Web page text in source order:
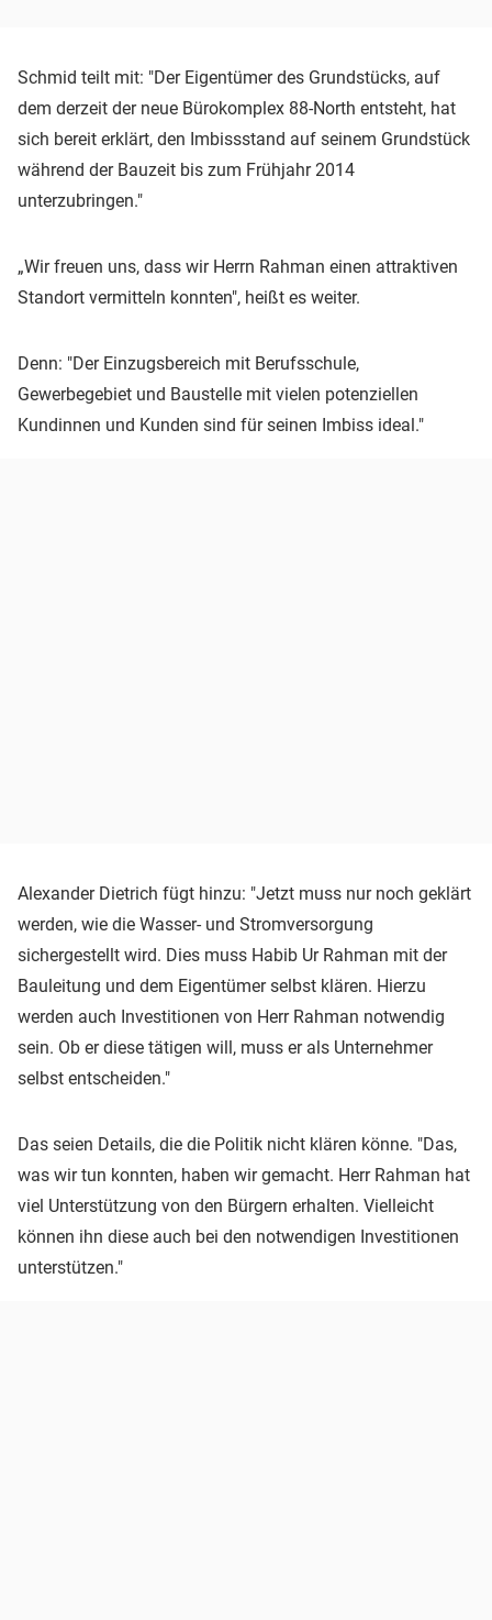
Schmid teilt mit: "Der Eigentümer des Grundstücks, auf
dem derzeit der neue Bürokomplex 88-North entsteht, hat
sich bereit erklärt, den Imbissstand auf seinem Grundstück
während der Bauzeit bis zum Frühjahr 2014
unterzubringen."
„Wir freuen uns, dass wir Herrn Rahman einen attraktiven
Standort vermitteln konnten", heißt es weiter.
Denn: "Der Einzugsbereich mit Berufsschule,
Gewerbegebiet und Baustelle mit vielen potenziellen
Kundinnen und Kunden sind für seinen Imbiss ideal."
Alexander Dietrich fügt hinzu: "Jetzt muss nur noch geklärt
werden, wie die Wasser- und Stromversorgung
sichergestellt wird. Dies muss Habib Ur Rahman mit der
Bauleitung und dem Eigentümer selbst klären. Hierzu
werden auch Investitionen von Herr Rahman notwendig
sein. Ob er diese tätigen will, muss er als Unternehmer
selbst entscheiden."
Das seien Details, die die Politik nicht klären könne. "Das,
was wir tun konnten, haben wir gemacht. Herr Rahman hat
viel Unterstützung von den Bürgern erhalten. Vielleicht
können ihn diese auch bei den notwendigen Investitionen
unterstützen."